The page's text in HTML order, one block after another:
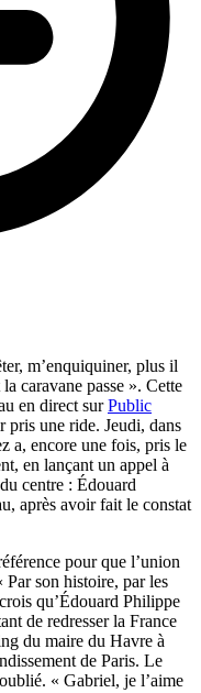
m’enquiquiner, plus il
caravane passe ». Cette
en direct surPublic
pris une ride. Jeudi, dans
a, encore une fois, pris le
en lançant un appel à
centre : Édouard
après avoir fait le constat
pour que l’union
Par son histoire, par les
qu’Édouard Philippe
de redresser la France
du maire du Havre à
de Paris. Le
« Gabriel, je l’aime